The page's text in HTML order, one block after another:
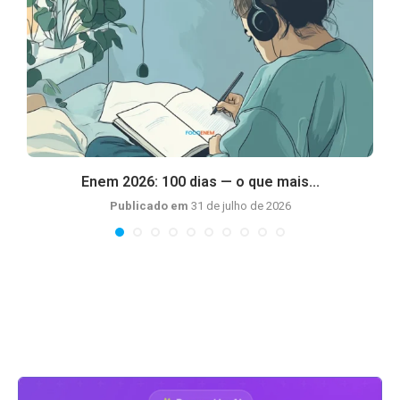
Enem 2026: 100 dias — o que mais...
Publicado em 31 de julho de 2026